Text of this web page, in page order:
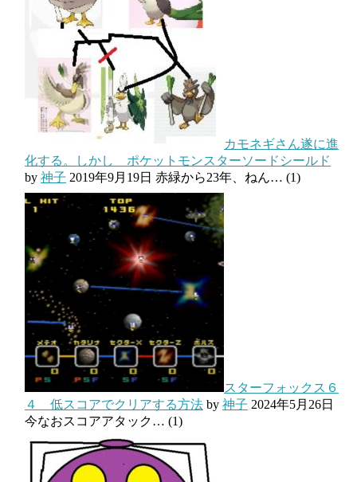
カモネギさん遂に進
化する。しかし ポケットモンスターソードシールド
by 神子 2019年9月19日 赤緑から23年、ねん… (1)
スターフォックス６
４ 低スコアでクリアする方法 by 神子 2024年5月26日
今なおスコアアタック… (1)